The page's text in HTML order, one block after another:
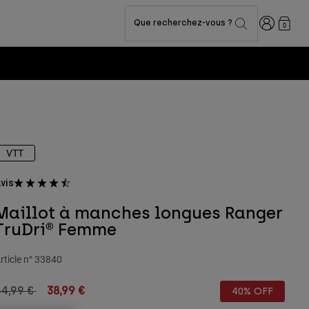
Que recherchez-vous ? Connexion
0
VTT
à manches longues Ranger
Femme
n° 33840
reduced from
€to38,99 € 40% OFF